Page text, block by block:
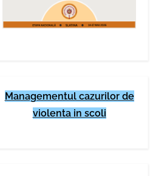
Managementul cazurilor de
violenta in scoli